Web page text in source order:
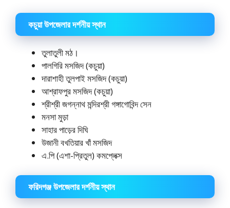
কচুয়া উপজেলার দর্শনীয় স্থান
তুলাতুলী মঠ।
পালগিরি মসজিদ (কচুয়া)
দারাশাহী তুলপাই মসজিদ (কচুয়া)
আশ্রাফপুর মসজিদ (কচুয়া)
শ্রীশ্রী জগন্নাথ মন্দিরশ্রী গঙ্গাগোবিন্দ সেন
মনসা মুড়া
সাহার পাড়ের দিঘি
উজানী বখতিয়ার খাঁ মসজিদ
এ.পি (এশা-প্রিতুল) কমপ্লেক্স
ফরিদগঞ্জ উপজেলার দর্শনীয় স্থান